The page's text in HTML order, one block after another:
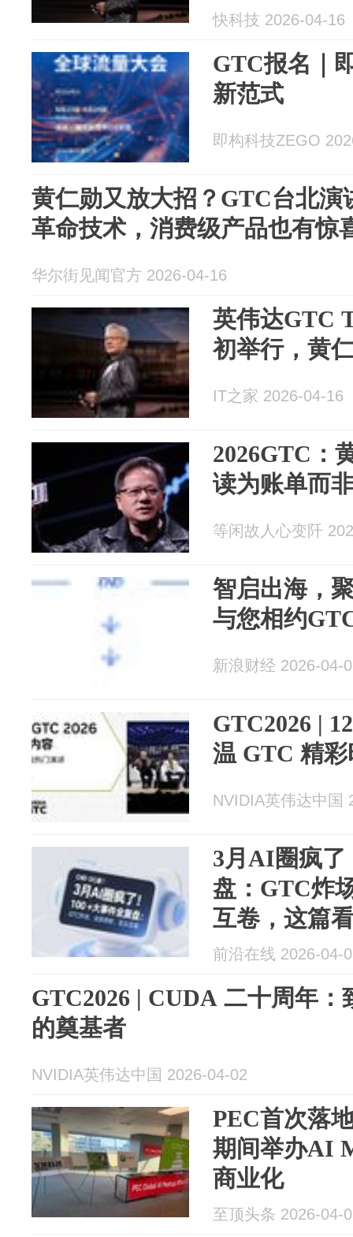
快科技 2026-04-16
GTC报名｜
新范式
即构科技ZEGO
黄仁勋又放大招？GTC台北
革命技术，消费级产品也有惊
华尔街见闻官方 2026-04-16
英伟达GTC
初举行，黄
IT之家 2026-04-16
2026GTC：
读为账单而
等闲故人心变阡
智启出海，
与您相约
新浪财经 2026-04-
GTC2026 |
温 GTC 精
NVIDIA英伟达中国
3月AI圈疯了
盘：GTC炸
互卷，这篇
奏 | 前沿在线
前沿在线 2026-04-
GTC2026 | CUDA 二十周年：
的奠基者
NVIDIA英伟达中国 2026-04-02
PEC首次落
期间举办AI
商业化
至顶头条 2026-04-